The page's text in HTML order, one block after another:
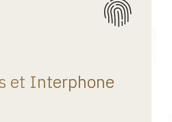
et Interphone